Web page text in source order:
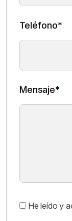
Teléfono*
Mensaje*
He leído y